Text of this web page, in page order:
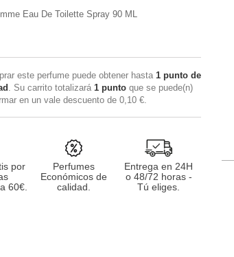
Eau De Toilette Spray 90 ML
este perfume puede obtener hasta 1 punto de
. Su carrito totalizará 1 punto que se puede(n)
en un vale descuento de 0,10 €.
por
60€.
Perfumes
Económicos de
calidad.
Entrega en 24H
o 48/72 horas -
Tú eliges.